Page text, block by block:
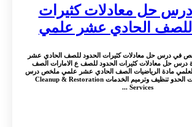
حل معادلات كثيرات
للصف الحادي عشر علمي
في درس حل معادلات كثيرات الحدود للصف الحادي عشر
درس حل معادلات كثيرات الحدود للصف ع الامارات الصف
مادة الرياضيات الصف الحادي عشر علمي ملخص درس
حل معادلات كثيرات الحدو تنظيف وترميم الخدمات Cleanup & Restoration
Services ...